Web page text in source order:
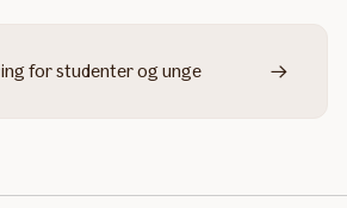
for studenter og unge